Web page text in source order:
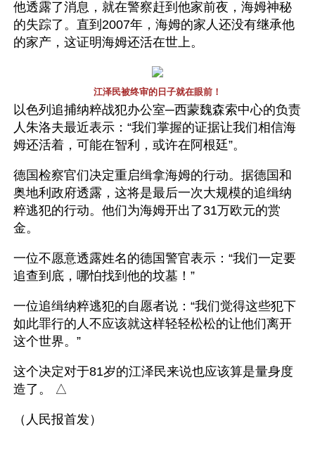
他透露了消息，就在警察赶到他家前夜，海姆神秘
的失踪了。直到2007年，海姆的家人还没有继承他
的家产，这证明海姆还活在世上。
江泽民被终审的日子就在眼前！
以色列追捕纳粹战犯办公室─西蒙魏森索中心的负责
人朱洛夫最近表示：“我们掌握的证据让我们相信海
姆还活着，可能在智利，或许在阿根廷”。
德国检察官们决定重启缉拿海姆的行动。据德国和
奥地利政府透露，这将是最后一次大规模的追缉纳
粹逃犯的行动。他们为海姆开出了31万欧元的赏
金。
一位不愿意透露姓名的德国警官表示：“我们一定要
追查到底，哪怕找到他的坟墓！”
一位追缉纳粹逃犯的自愿者说：“我们觉得这些犯下
如此罪行的人不应该就这样轻轻松松的让他们离开
这个世界。”
这个决定对于81岁的江泽民来说也应该算是量身度
造了。 △